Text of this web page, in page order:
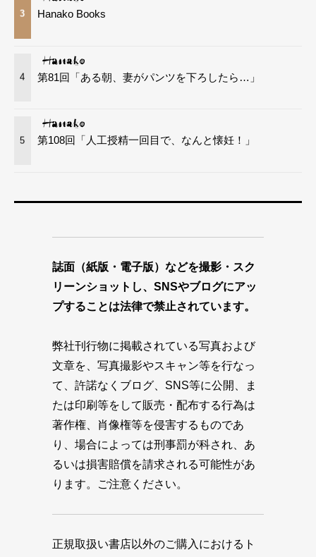
3 Hanako Books
4 第81回「ある朝、妻がパンツを下ろしたら…」
5 第108回「人工授精一回目で、なんと懐妊！」
誌面（紙版・電子版）などを撮影・スク
リーンショットし、SNSやブログにアッ
プすることは法律で禁止されています。
弊社刊行物に掲載されている写真および
文章を、写真撮影やスキャン等を行なっ
て、許諾なくブログ、SNS等に公開、ま
たは印刷等をして販売・配布する行為は
著作権、肖像権等を侵害するものであ
り、場合によっては刑事罰が科され、あ
るいは損害賠償を請求される可能性があ
ります。ご注意ください。
正規取扱い書店以外のご購入におけるト